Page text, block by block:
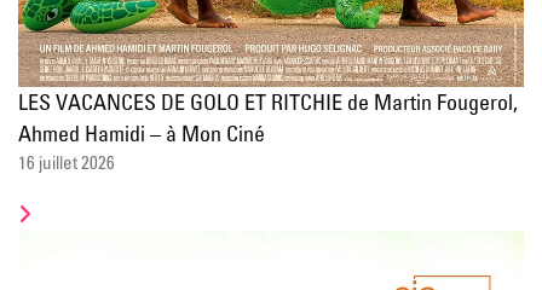
LES VACANCES DE GOLO ET RITCHIE de Martin Fougerol,
Ahmed Hamidi – à Mon Ciné
16 juillet 2026